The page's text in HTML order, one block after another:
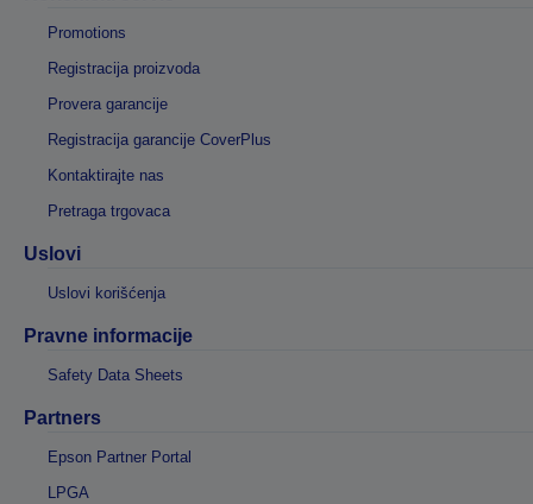
Promotions
Registracija proizvoda
Provera garancije
Registracija garancije CoverPlus
Kontaktirajte nas
Pretraga trgovaca
Uslovi
Uslovi korišćenja
Pravne informacije
Safety Data Sheets
Partners
Epson Partner Portal
LPGA